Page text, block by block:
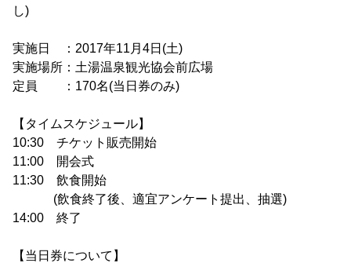
し)
実施日 ：2017年11月4日(土)
実施場所：土湯温泉観光協会前広場
定員 ：170名(当日券のみ)
【タイムスケジュール】
10:30 チケット販売開始
11:00 開会式
11:30 飲食開始
(飲食終了後、適宜アンケート提出、抽選)
14:00 終了
【当日券について】